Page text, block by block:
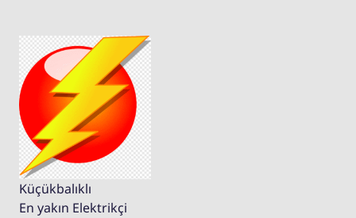
Küçükbalıklı
En yakın Elektrikçi